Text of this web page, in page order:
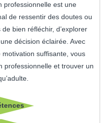
professionnelle est une
de ressentir des doutes ou
bien réfléchir, d’explorer
décision éclairée. Avec
suffisante, vous
professionnelle et trouver un